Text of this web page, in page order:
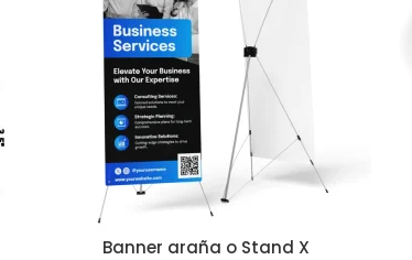
Banner araña o Stand X